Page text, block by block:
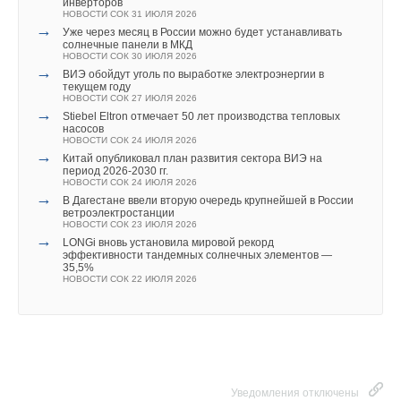
инверторов
НОВОСТИ СОК 31 ИЮЛЯ 2026
→
Уже через месяц в России можно будет устанавливать
солнечные панели в МКД
НОВОСТИ СОК 30 ИЮЛЯ 2026
→
ВИЭ обойдут уголь по выработке электроэнергии в
текущем году
НОВОСТИ СОК 27 ИЮЛЯ 2026
→
Stiebel Eltron отмечает 50 лет производства тепловых
насосов
НОВОСТИ СОК 24 ИЮЛЯ 2026
→
Китай опубликовал план развития сектора ВИЭ на
период 2026-2030 гг.
НОВОСТИ СОК 24 ИЮЛЯ 2026
→
В Дагестане ввели вторую очередь крупнейшей в России
ветроэлектростанции
НОВОСТИ СОК 23 ИЮЛЯ 2026
→
LONGi вновь установила мировой рекорд
эффективности тандемных солнечных элементов —
35,5%
НОВОСТИ СОК 22 ИЮЛЯ 2026
Уведомления отключены
Комментарии
В этой теме еще нет комментариев
Добавить комментарий
Ваше имя *
будут интересными индивидуальные шумоглушители
Jeremias, которые возможно встраивать непосредственно в
теплогенераторы.
Читайте по теме:
→ «Дорогобужкотломаш»: новые семинары по продукции
НОВОСТИ СОК 6 МАЯ 2021
→
Проект системы дымоудаления компании БМВ в
Мюнхене
НОВОСТИ СОК 22 ДЕКАБРЯ 2020
→ Выставка HEAT&POWER 2020
НОВОСТИ СОК 3 МАРТА 2020
Итоги BAXI Expo Moscow 2019
НОВОСТИ СОК 11 ИЮНЯ 2019